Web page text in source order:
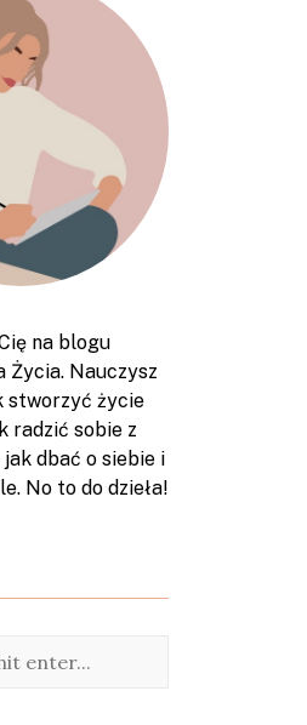
na blogu
Życia. Nauczysz
stworzyć życie
radzić sobie z
dbać o siebie i
No to do dzieła!